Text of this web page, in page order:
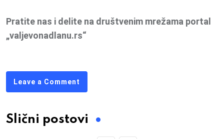
Pratite nas i delite na društvenim mrežama portal
„valjevonadlanu.rs“
Leave a Comment
Slični postovi